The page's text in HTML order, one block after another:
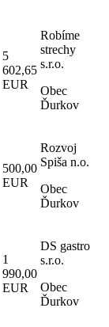
5
602,65
EUR
Robíme
strechy
s.r.o.
Obec
Ďurkov
500,00
EUR
Rozvoj
Spiša n.o.
Obec
Ďurkov
1
990,00
EUR
DS gastro
s.r.o.
Obec
Ďurkov